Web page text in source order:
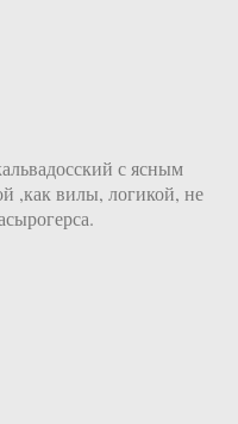
с ясным
,как вилы, логикой, не